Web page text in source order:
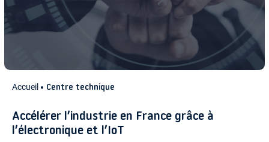
Accueil Centre technique
Accélérer l’industrie en France grâce à
l’électronique et l’IoT